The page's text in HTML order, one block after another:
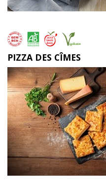
PIZZA DES CÎMES